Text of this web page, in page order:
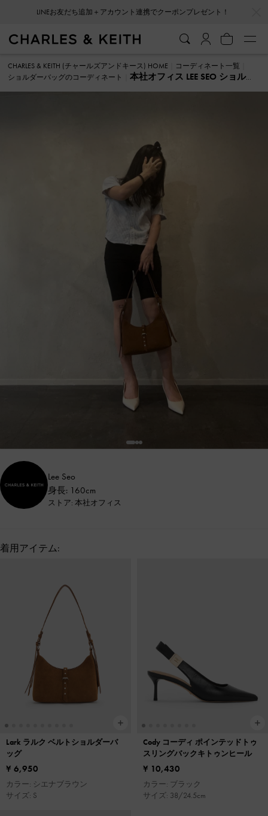
LINEお友だち追加＋アカウント連携でクーポンプレゼント！
CHARLES & KEITH (チャールズアンドキース) HOME
コーディネート一覧
ショルダーバッグのコーディネート
本社オフィス LEE SEO ショルダ
Lee Seo
身長: 160cm
ストア: 本社オフィス
着用アイテム:
Lark ラルク ベルトショルダーバ
ッグ
¥ 6,950
カラー: シエナブラウン
サイズ: S
Cody コーディ ポインテッドトゥ
スリングバックキトゥンヒール
¥ 10,430
カラー: ブラック
サイズ: 38/24.5cm